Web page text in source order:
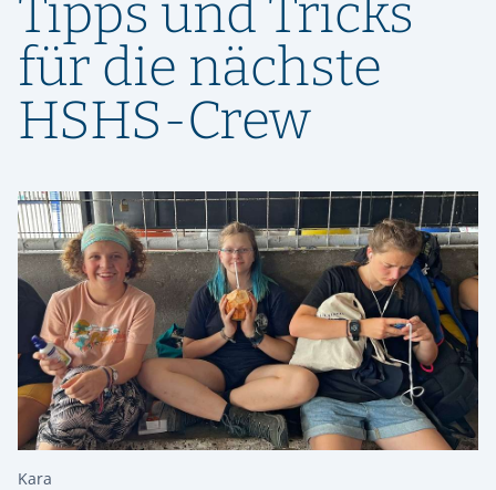
Tipps und Tricks
für die nächste
HSHS-Crew
Kara